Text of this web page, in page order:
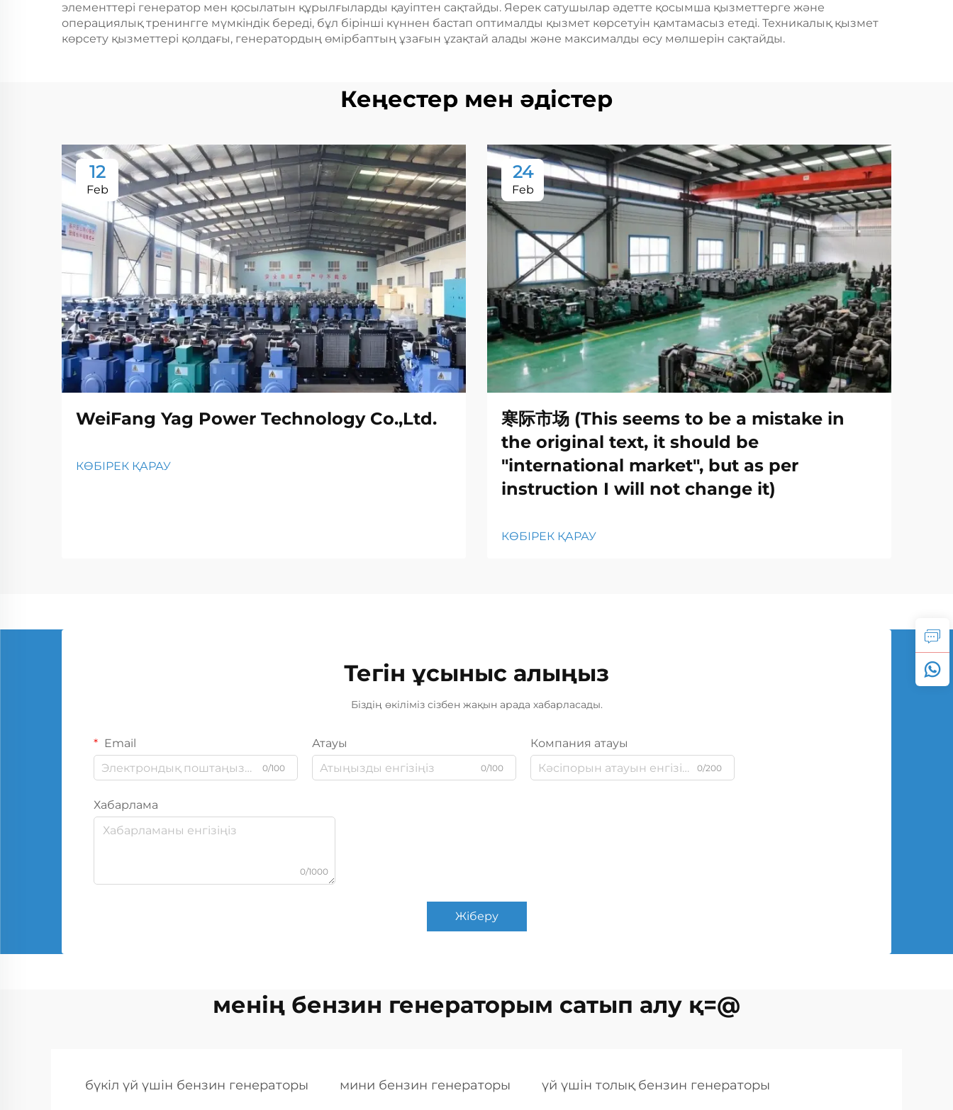
элементтері генератор мен қосылатын құрылғыларды қауіптен сақтайды. Яерек сатушылар әдетте қосымша қызметтерге және
операциялық тренингге мүмкіндік береді, бұл бірінші күннен бастап оптималды қызмет көрсетуін қамтамасыз етеді. Техникалық қызмет
көрсету қызметтері қолдағы, генератордың өмірбаптың ұзағын ұzaқтай алады және максималды өсу мөлшерін сақтайды.
Кеңестер мен әдістер
12
Feb
WeiFang Yag Power Technology Co.,Ltd.
КӨБІРЕК ҚАРАУ
24
Feb
寒际市场 (This seems to be a mistake in
the original text, it should be
"international market", but as per
instruction I will not change it)
КӨБІРЕК ҚАРАУ
Тегін ұсыныс алыңыз
Біздің өкіліміз сізбен жақын арада хабарласады.
Email
0/100
Атауы
0/100
Компания атауы
0/200
Хабарлама
0/1000
Жіберу
менің бензин генераторым сатып алу қ=@
бүкіл үй үшін бензин генераторы мини бензин генераторы үй үшін толық бензин генераторы